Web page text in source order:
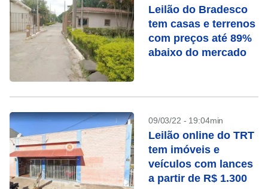
Leilão do Bradesco
tem casas e terrenos
com preços até 89%
abaixo do mercado
09/03/22 - 19:04min
Leilão online do TRT
tem imóveis e
veículos com lances
a partir de R$ 1.300